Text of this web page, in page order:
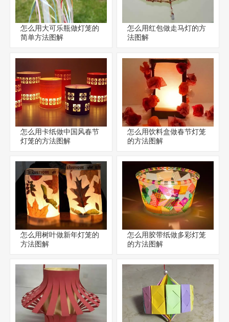
怎么用大可乐瓶做灯笼的
简单方法图解
怎么用红包做走马灯的方
法图解
怎么用卡纸做中国风春节
灯笼的方法图解
怎么用饮料盒做春节灯笼
的方法图解
怎么用树叶做新年灯笼的
方法图解
怎么用胶带纸做多彩灯笼
的方法图解